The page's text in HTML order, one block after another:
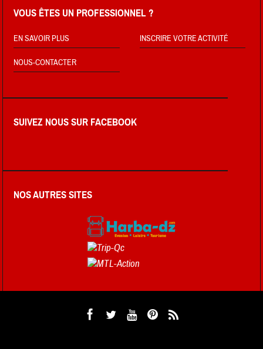
VOUS ÊTES UN PROFESSIONNEL ?
EN SAVOIR PLUS INSCRIRE VOTRE ACTIVITÉ
NOUS-CONTACTER
SUIVEZ NOUS SUR FACEBOOK
NOS AUTRES SITES